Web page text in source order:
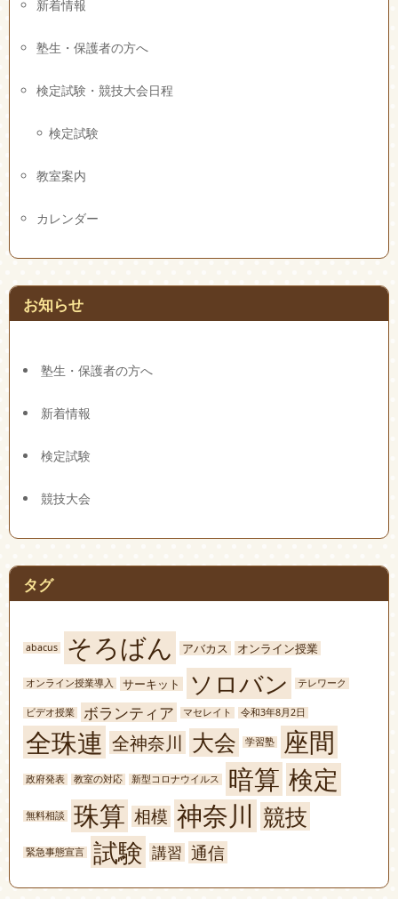
新着情報
塾生・保護者の方へ
検定試験・競技大会日程
検定試験
教室案内
カレンダー
お知らせ
塾生・保護者の方へ
新着情報
検定試験
競技大会
タグ
abacus そろばん アバカス オンライン授業
オンライン授業導入 サーキット ソロバン テレワーク
ビデオ授業 ボランティア マセレイト 令和3年8月2日
全珠連 全神奈川 大会 学習塾 座間
政府発表 教室の対応 新型コロナウイルス 暗算 検定
無料相談 珠算 相模 神奈川 競技
緊急事態宣言 試験 講習 通信